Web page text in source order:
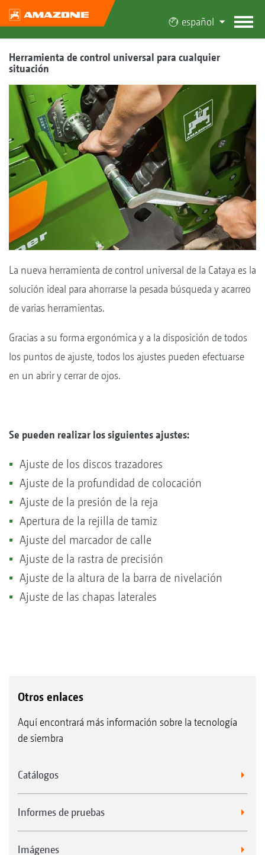
español
Herramienta de control universal para cualquier
situación
La nueva herramienta de control universal de la Cataya es la
solución ideal para ahorrarse la pesada búsqueda y acarreo
de varias herramientas.
Gracias a su forma ergonómica y a la disposición de todos
los puntos de ajuste, todos los ajustes pueden efectuarse
en un abrir y cerrar de ojos.
Se pueden realizar los siguientes ajustes:
Ajuste de los discos trazadores
Ajuste de la profundidad de colocación
Ajuste de la presión de la reja
Apertura de la rejilla de tamiz
Ajuste del marcador de calle
Ajuste de la rastra de precisión
Ajuste de la altura de la barra de nivelación
Ajuste de las chapas laterales
Otros enlaces
Aquí encontrará más información sobre la tecnología
de siembra
Catálogos
Informes de pruebas
Imágenes